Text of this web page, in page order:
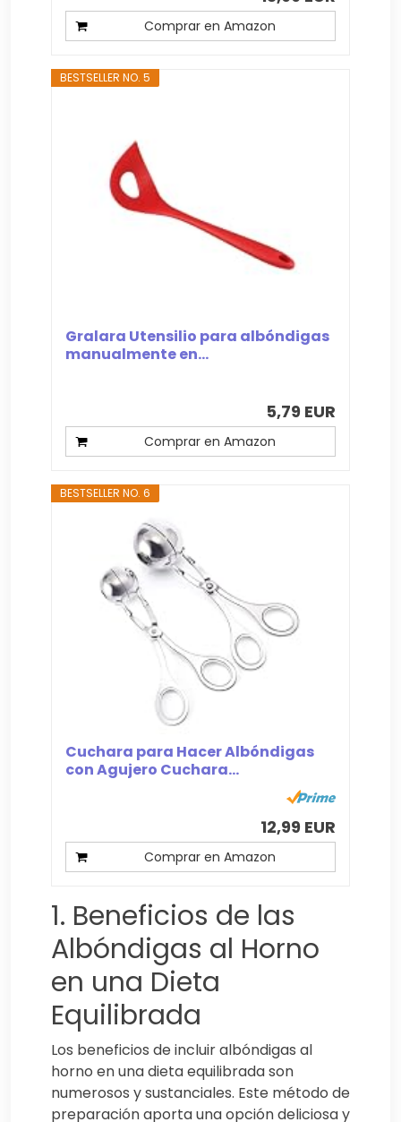
Comprar en Amazon
BESTSELLER NO. 5
Gralara Utensilio para albóndigas
manualmente en...
5,79 EUR
Comprar en Amazon
BESTSELLER NO. 6
Cuchara para Hacer Albóndigas
con Agujero Cuchara...
12,99 EUR
Comprar en Amazon
1. Beneficios de las
Albóndigas al Horno
en una Dieta
Equilibrada
Los beneficios de incluir albóndigas al
horno en una dieta equilibrada son
numerosos y sustanciales. Este método de
preparación aporta una opción deliciosa y